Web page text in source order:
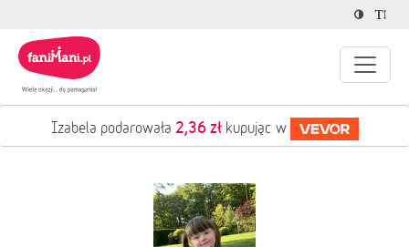
Izabela podarowała 2,36 złkupując w